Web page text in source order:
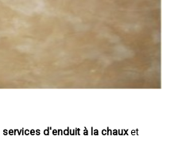
services d'enduit à la chauxet